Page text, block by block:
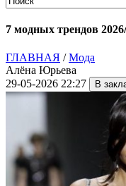
7 модных трендов
ГЛАВНАЯ /Мода
Алёна Юрьева
29-05-2026 22:27